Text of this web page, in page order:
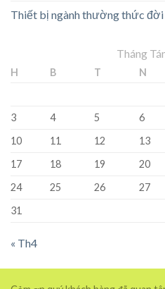
Thiết bị ngành thường thức đời
Tháng
H B T N
3
4 5 6
10
11 12 13
17
18 19 20
24
25 26 27
31
« Th4